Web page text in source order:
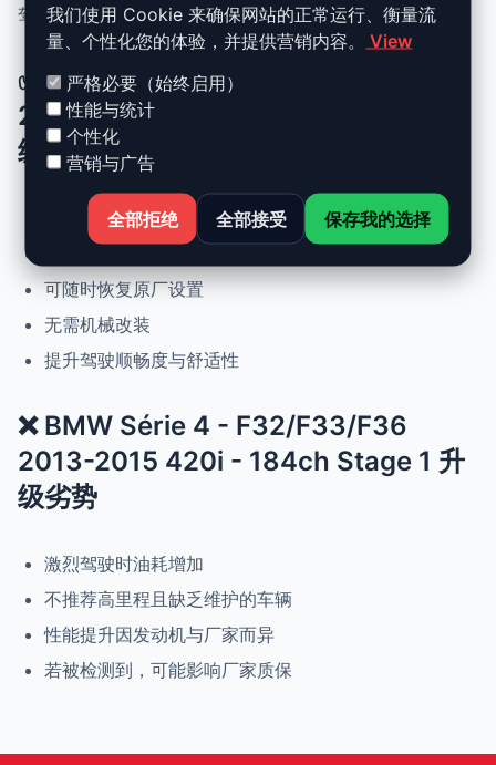
驾驶体验且希望保持原厂可靠性的车主。
✅ BMW Série 4 - F32/F33/F36
2013-2015 420i - 184ch Stage 1 升
级优势
动力提升高达 +30%，扭矩提升 +25%
可随时恢复原厂设置
无需机械改装
提升驾驶顺畅度与舒适性
❌ BMW Série 4 - F32/F33/F36
2013-2015 420i - 184ch Stage 1 升
级劣势
激烈驾驶时油耗增加
不推荐高里程且缺乏维护的车辆
性能提升因发动机与厂家而异
若被检测到，可能影响厂家质保
我们使用 Cookie 来确保网站的正常运行、衡量流
量、个性化您的体验，并提供营销内容。
View
严格必要（始终启用）
性能与统计
个性化
营销与广告
全部拒绝 全部接受 保存我的选择